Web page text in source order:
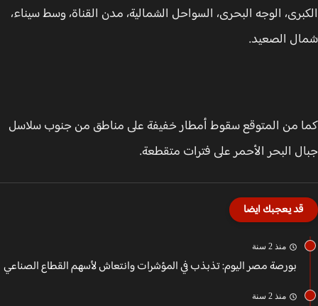
الوجه البحرى، السواحل الشمالية، مدن القناة، وسط سيناء،
الصعيد.
من المتوقع سقوط أمطار خفيفة على مناطق من جنوب سلاسل
البحر الأحمر على فترات متقطعة.
قد يعجبك ايضا
منذ 2 سنة
بورصة مصر اليوم: تذبذب في المؤشرات وانتعاش لأسهم القطاع الصناعي
منذ 2 سنة